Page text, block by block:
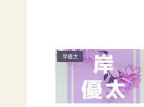
岸優太